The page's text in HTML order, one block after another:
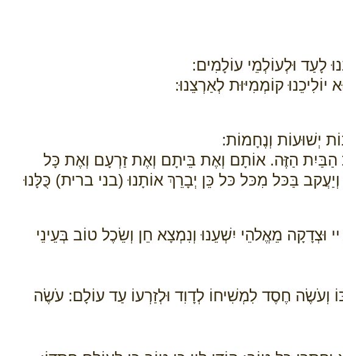
לָעַד וּלְעוֹלְמֵי עוֹלָמִים:
קוֹמְמִיּוּת לְאַרְצֵנוּ:
יְשׁוּעוֹת וְנֶחָמוֹת:
הַזֶּה. אוֹתָם וְאֶת בֵּיתָם וְאֶת זַרְעָם וְאֶת כָּל
בַּכּל מִכּל כּל כֵּן יְבָרֵךְ אוֹתָנוּ (בני ברית) כֻּלָּנוּ
מֵאֱלהֵי יִשְׁעֵנוּ וְנִמְצָא חֵן וְשֵׂכֶל טוֹב בְּעֵינֵי
וְעֹשֶׂה חֶסֶד לִמְשִׁיחוֹ לְדָוִד וּלְזַרְעוֹ עַד עוֹלָם: עֹשֶׂה